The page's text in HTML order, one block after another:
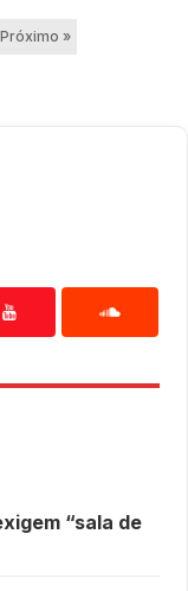
Próximo »
“sala de